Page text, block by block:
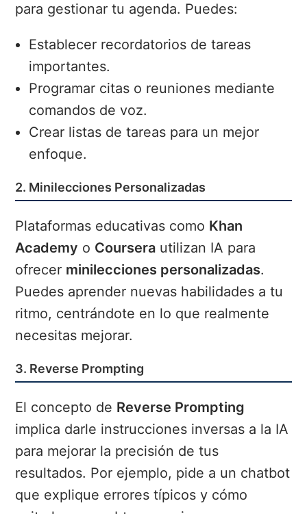
para gestionar tu agenda. Puedes:
Establecer recordatorios de tareas
importantes.
Programar citas o reuniones mediante
comandos de voz.
Crear listas de tareas para un mejor
enfoque.
2. Minilecciones Personalizadas
Plataformas educativas como Khan
Academy o Coursera utilizan IA para
ofrecer minilecciones personalizadas.
Puedes aprender nuevas habilidades a tu
ritmo, centrándote en lo que realmente
necesitas mejorar.
3. Reverse Prompting
El concepto de Reverse Prompting
implica darle instrucciones inversas a la IA
para mejorar la precisión de tus
resultados. Por ejemplo, pide a un chatbot
que explique errores típicos y cómo